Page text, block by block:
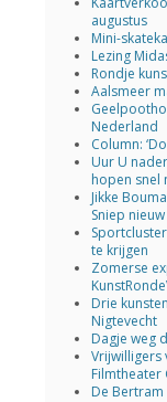
augustus
Mini-
Lezing
Rondje
Aalsmeer
Nederland
Column:
Uur U
hopen snel
Jikke
Sniep
te krijgen
Zomerse
Drie
Nigtevecht
Dagje weg
Vrijwilligers
Filmtheater
De Bertram